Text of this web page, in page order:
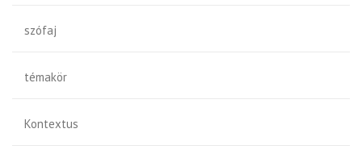
szófaj
témakör
Kontextus